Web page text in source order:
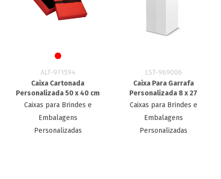
ALT-971594
Caixa Cartonada
Personalizada 50 x 40 cm
Caixas para Brindes e
Embalagens
Personalizadas
LST-969006
Caixa Para Garrafa
Personalizada 8 x 27
Caixas para Brindes e
Embalagens
Personalizadas